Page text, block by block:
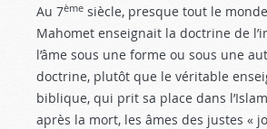
Au 7ème siècle, presque tout le
Mahomet enseignait la doctrine de
l’âme sous une forme ou sous une
doctrine, plutôt que le véritable
biblique, qui prit sa place dans
après la mort, les âmes des justes «